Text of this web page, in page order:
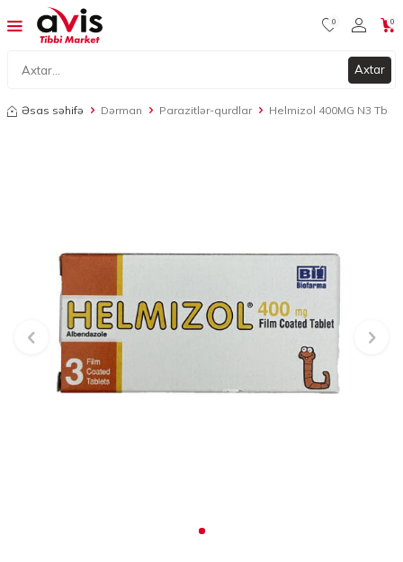
Axtar
0 0
Əsas səhifə Dərman Parazitlər-qurdlar Helmizol 400MG N3 Tb